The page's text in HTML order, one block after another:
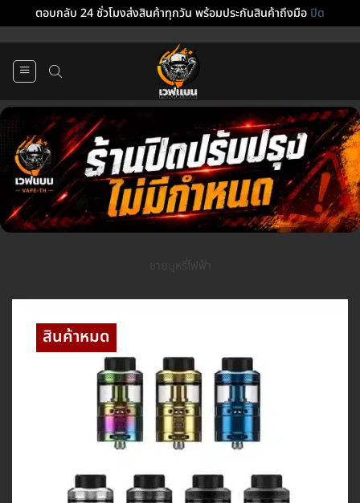
ตอบกลับ 24 ชั่วโมงส่งสินค้าทุกวัน พร้อมประกันสินค้าถึงมือปิด